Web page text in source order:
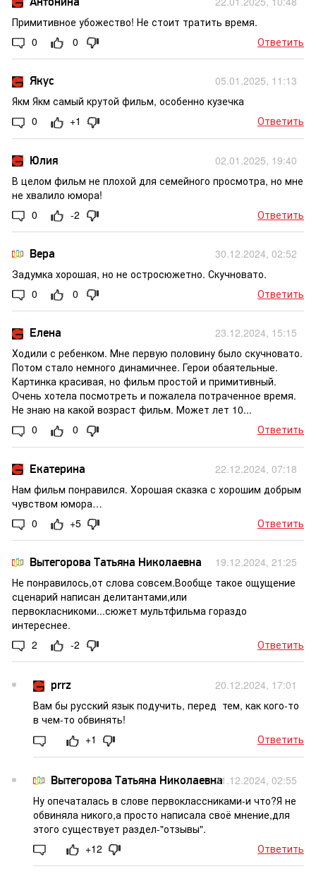
Примитивное убожество! Не стоит тратить время.
0
0 Ответить
Якус
05.01.2025, 11:13
Якм Якм самый крутой фильм, особенно кузечка
0
+1 Ответить
Юлия
02.01.2025, 19:40
В целом фильм не плохой для семейного просмотра, но мне
не хвалило юмора!
0
-2 Ответить
Вера
30.12.2024, 02:52
Задумка хорошая, но не остросюжетно. Скучновато.
0
0 Ответить
Елена
23.12.2024, 15:15
Ходили с ребенком. Мне первую половину было скучновато.
Потом стало немного динамичнее. Герои обаятельные.
Картинка красивая, но фильм простой и примитивный.
Очень хотела посмотреть и пожалела потраченное время.
Не знаю на какой возраст фильм. Может лет 10...
0
0 Ответить
Екатерина
22.12.2024, 07:18
Нам фильм понравился. Хорошая сказка с хорошим добрым
чувством юмора…
0
+5 Ответить
Вытегорова Татьяна Николаевна
19.12.2024, 21:25
Не понравилось,от слова совсем.Вообще такое ощущение
сценарий написан делитантами,или
первокласникоми...сюжет мультфильма гораздо
интереснее.
2
-2 Ответить
prrz
20.12.2024, 17:01
Вам бы русский язык подучить, перед тем, как кого-то
в чем-то обвинять!
+1
Ответить
Вытегорова Татьяна Николаевна21.12.2024, 02:55
Ну опечаталась в слове первоклассниками-и что?Я не
обвиняла никого,а просто написала своё мнение,для
этого существует раздел-"отзывы".
+12
Ответить